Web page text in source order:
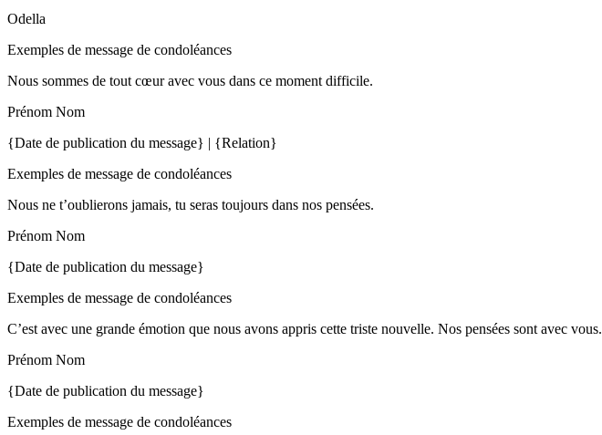
Odella
Exemples de message de condoléances
Nous sommes de tout cœur avec vous dans ce moment difficile.
Prénom Nom
{Date de publication du message} | {Relation}
Exemples de message de condoléances
Nous ne t’oublierons jamais, tu seras toujours dans nos pensées.
Prénom Nom
{Date de publication du message}
Exemples de message de condoléances
C’est avec une grande émotion que nous avons appris cette triste nouvelle. Nos pensées sont avec vous.
Prénom Nom
{Date de publication du message}
Exemples de message de condoléances